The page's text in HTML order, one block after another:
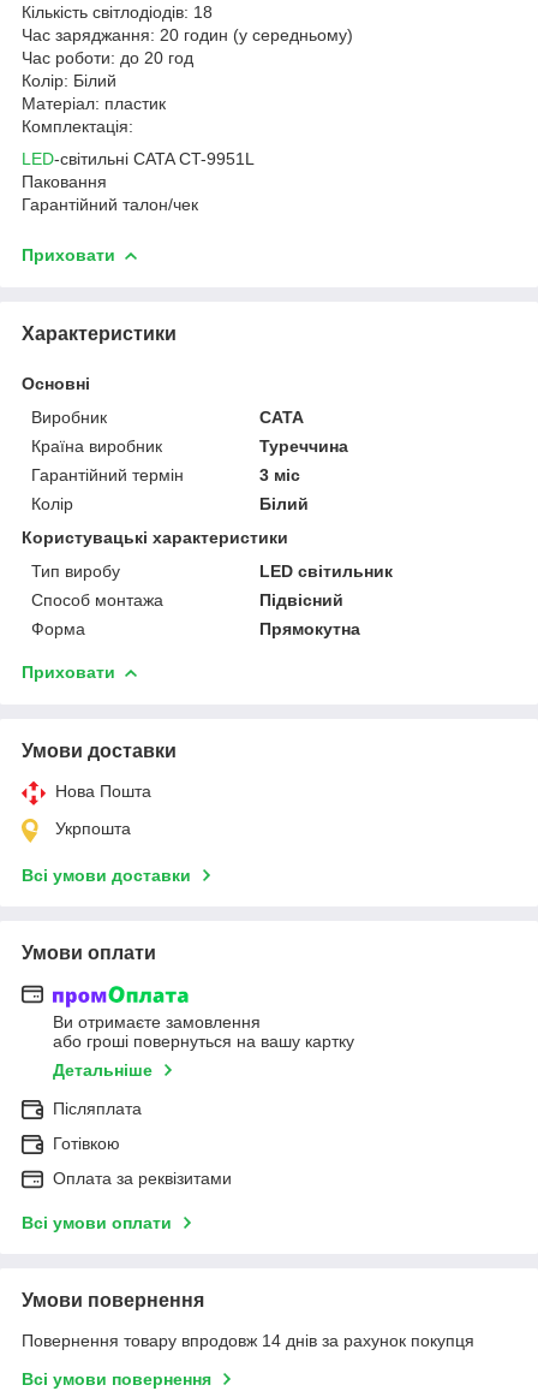
Кількість світлодіодів: 18
Час заряджання: 20 годин (у середньому)
Час роботи: до 20 год
Колір: Білий
Матеріал: пластик
Комплектація:
LED-світильні CATA CT-9951L
Паковання
Гарантійний талон/чек
Приховати
Характеристики
Основні
Виробник
CATA
Країна виробник
Туреччина
Гарантійний термін
3 міс
Колір
Білий
Користувацькі характеристики
Тип виробу
LED світильник
Способ монтажа
Підвісний
Форма
Прямокутна
Приховати
Умови доставки
Нова Пошта
Укрпошта
Всі умови доставки
Умови оплати
Ви отримаєте замовлення
або гроші повернуться на вашу картку
Детальніше
Післяплата
Готівкою
Оплата за реквізитами
Всі умови оплати
Умови повернення
Повернення товару впродовж 14 днів за рахунок покупця
Всі умови повернення